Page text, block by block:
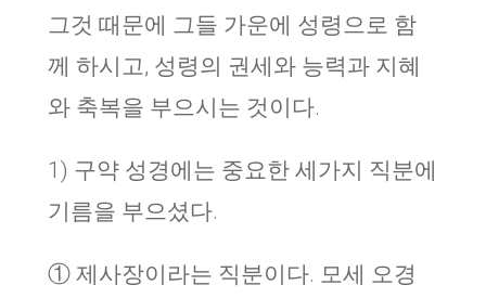
그것 때문에 그들 가운에 성령으로 함
께 하시고, 성령의 권세와 능력과 지혜
와 축복을 부으시는 것이다.
1) 구약 성경에는 중요한 세가지 직분에
기름을 부으셨다.
① 제사장이라는 직분이다. 모세 오경